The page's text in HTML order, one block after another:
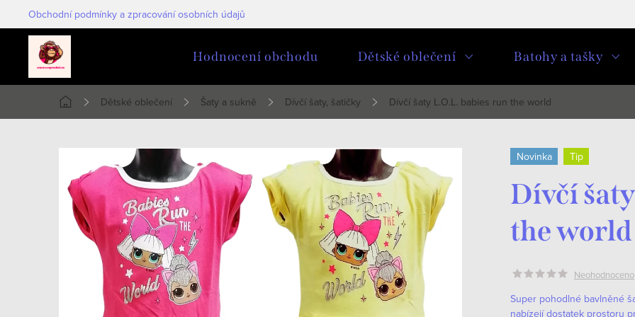
na
Obchodní podmínky a zpracování osobních údajů
Hodnocení obchodu Dětské oblečení Batohy a tašky
Domů
Dětské oblečení Šaty a sukně Dívčí šaty, šatičky Dívčí šaty L.O.L. babies run the world
Novinka Tip
Dívčí
the world
Neohodnoceno
Super pohodlné bavlněné
nabízejí dostatek prostoru